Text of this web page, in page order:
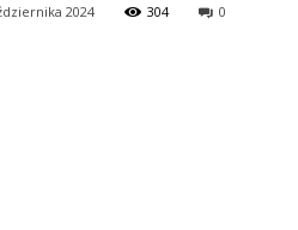
2024 304 0